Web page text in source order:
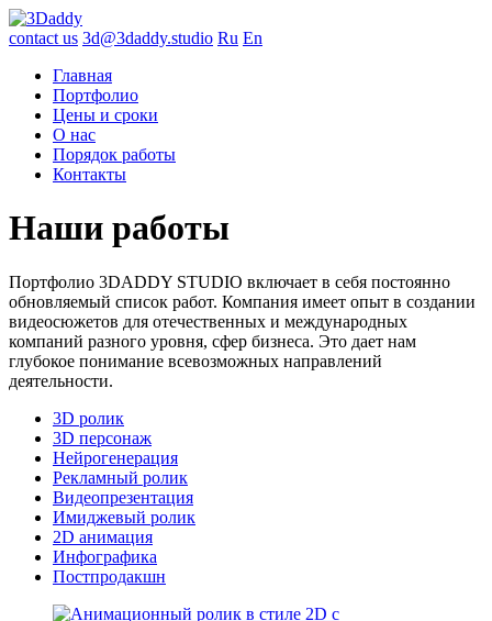
contact us 3d@3daddy.studio Ru En
Главная
Портфолио
Цены и сроки
О нас
Порядок работы
Контакты
Наши работы
Портфолио 3DADDY STUDIO включает в себя постоянно
обновляемый список работ. Компания имеет опыт в создании
видеосюжетов для отечественных и международных
компаний разного уровня, сфер бизнеса. Это дает нам
глубокое понимание всевозможных направлений
деятельности.
3D ролик
3D персонаж
Нейрогенерация
Рекламный ролик
Видеопрезентация
Имиджевый ролик
2D анимация
Инфографика
Постпродакшн